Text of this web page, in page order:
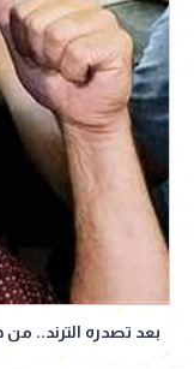
بعد تصدره الترند.. من